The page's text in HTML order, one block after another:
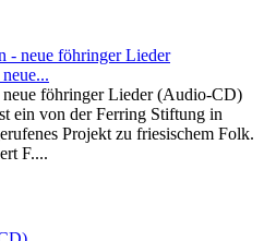
föhringer Lieder (Audio-CD)
ein von der Ferring Stiftung in
Projekt zu friesischem Folk.
F....